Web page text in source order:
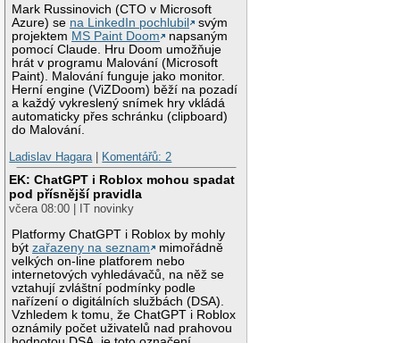
Mark Russinovich (CTO v Microsoft
Azure) se na LinkedIn pochlubil
svým
projektem MS Paint Doom
napsaným
pomocí Claude. Hru Doom umožňuje
hrát v programu Malování (Microsoft
Paint). Malování funguje jako monitor.
Herní engine (ViZDoom) běží na pozadí
a každý vykreslený snímek hry vkládá
automaticky přes schránku (clipboard)
do Malování.
Ladislav Hagara
Komentářů: 2
EK: ChatGPT i Roblox mohou spadat
pod přísnější pravidla
včera 08:00 | IT novinky
Platformy ChatGPT i Roblox by mohly
býtzařazeny na seznam
mimořádně
velkých on-line platforem nebo
internetových vyhledávačů, na něž se
vztahují zvláštní podmínky podle
nařízení o digitálních službách (DSA).
Vzhledem k tomu, že ChatGPT i Roblox
oznámily počet uživatelů nad prahovou